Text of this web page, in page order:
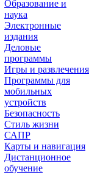
Образование и
наука
Электронные
издания
Деловые
программы
Игры и развлечения
Программы для
мобильных
устройств
Безопасность
Стиль жизни
САПР
Карты и навигация
Дистанционное
обучение